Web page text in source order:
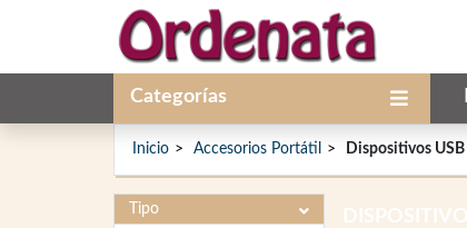
Categorías
Inicio Accesorios Portátil Dispositivos USB
Tipo